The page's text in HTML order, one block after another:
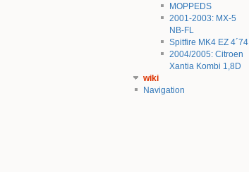
MOPPEDS
2001-2003: MX-5
NB-FL
Spitfire MK4 EZ 4´74
2004/2005: Citroen
Xantia Kombi 1,8D
wiki
Navigation